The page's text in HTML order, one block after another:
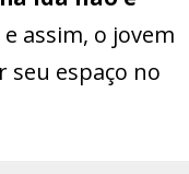
e assim, o jovem
seu espaço no